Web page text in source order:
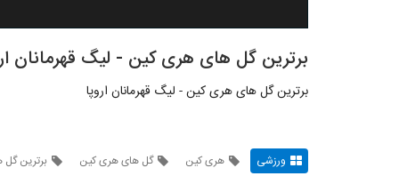
برترین گل های هری کین - لیگ قهرمانان
برترین گل های هری کین - لیگ قهرمانان اروپا
ورزشی هری کین گل های هری کین برترین گل